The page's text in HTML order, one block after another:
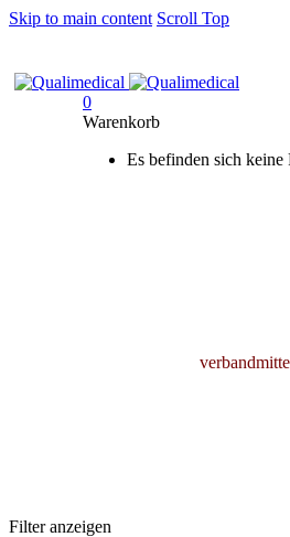
Skip to main content Scroll Top
0
Warenkorb
Es befinden sich
Filter anzeigen